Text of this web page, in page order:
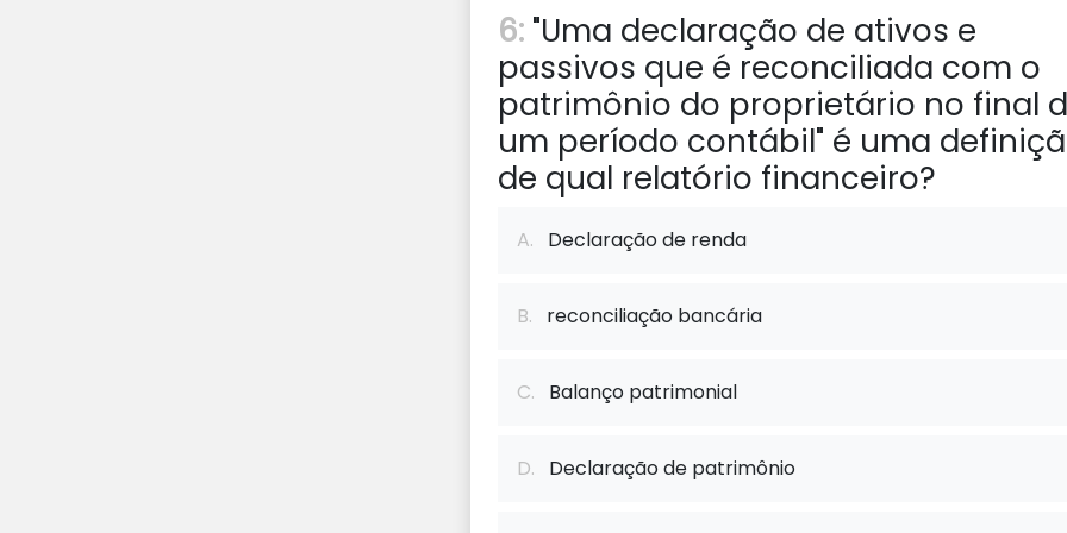
6: "Uma declaração de ativos e
passivos que é reconciliada com o
patrimônio do proprietário no final
um período contábil" é uma
de qual relatório financeiro?
A. Declaração de renda
B. reconciliação bancária
C. Balanço patrimonial
D. Declaração de patrimônio